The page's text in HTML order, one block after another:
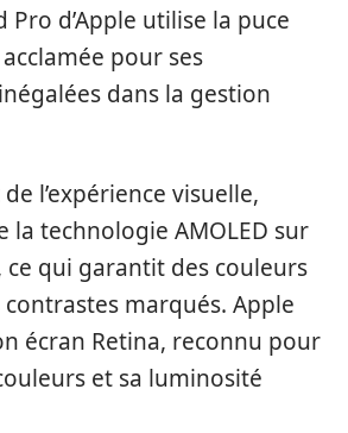
Pro d’Apple utilise la puce
pour ses
dans la gestion
l’expérience visuelle,
la technologie AMOLED sur
ce qui garantit des couleurs
marqués. Apple
écran Retina, reconnu pour
et sa luminosité